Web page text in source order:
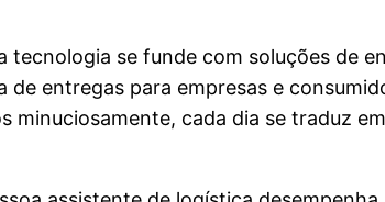
tecnologia se funde com soluções de
de entregas para empresas e
minuciosamente, cada dia se traduz